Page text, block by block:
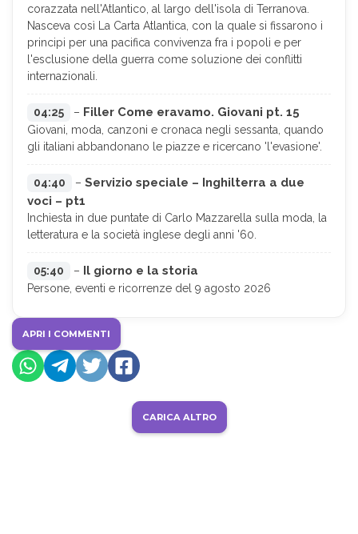
corazzata nell'Atlantico, al largo dell'isola di Terranova.
Nasceva così La Carta Atlantica, con la quale si fissarono i
principi per una pacifica convivenza fra i popoli e per
l'esclusione della guerra come soluzione dei conflitti
internazionali.
04:25 – Filler Come eravamo. Giovani pt. 15
Giovani, moda, canzoni e cronaca negli sessanta, quando
gli italiani abbandonano le piazze e ricercano 'l'evasione'.
04:40 – Servizio speciale – Inghilterra a due
voci – pt1
Inchiesta in due puntate di Carlo Mazzarella sulla moda, la
letteratura e la società inglese degli anni '60.
05:40 – Il giorno e la storia
Persone, eventi e ricorrenze del 9 agosto 2026
APRI I COMMENTI
CARICA ALTRO